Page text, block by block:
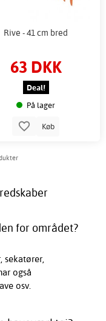
Rive - 41 cm bred
63 DKK
Deal!
På lager
Køb
for området?
sekatører,
også
osv.